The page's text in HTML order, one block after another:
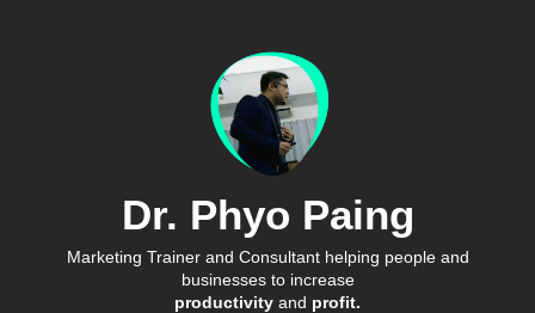
Dr. Phyo Paing
Marketing Trainer and Consultant helping people and
businesses to increase
productivity and profit.